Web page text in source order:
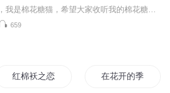
659
红棉袄之恋 在花开的季节绽放